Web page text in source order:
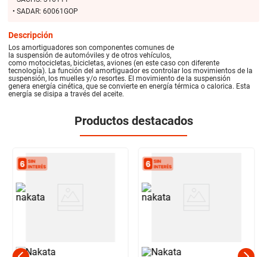
• SADAR: 60061GOP
Descripción
Los amortiguadores son componentes comunes de
la suspensión de automóviles y de otros vehículos,
como motocicletas, bicicletas, aviones (en este caso con diferente
tecnología). La función del amortiguador es controlar los movimientos de la
suspensión, los muelles y/o resortes. El movimiento de la suspensión
genera energía cinética, que se convierte en energía térmica o calorica. Esta
energía se disipa a través del aceite.
Productos destacados